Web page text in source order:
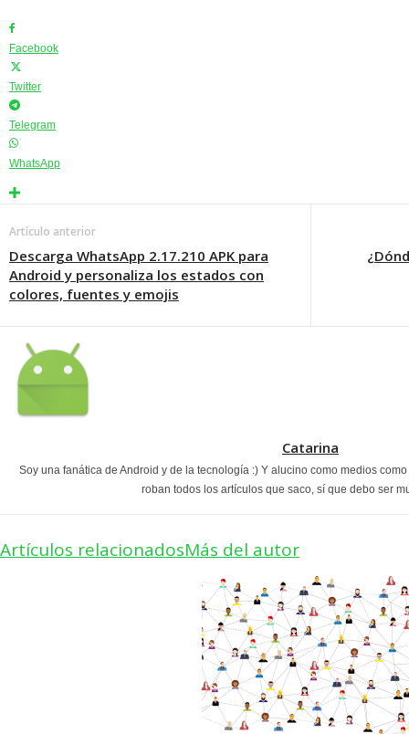
Facebook
Twitter
Telegram
WhatsApp
Artículo anterior
Descarga WhatsApp 2.17.210 APK para
Android y personaliza los estados con
colores, fuentes y emojis
Catarina
Soy una fanática de Android y de la tecnología :) Y alucino como medios
roban todos los artículos que saco, sí que debo ser
Artículos relacionadosMás del autor